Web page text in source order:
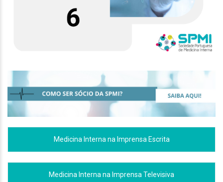
Medicina Interna na Imprensa Escrita
Medicina Interna na Imprensa Televisiva